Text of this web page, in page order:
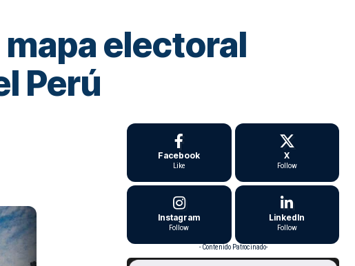
electoral
Perú
Facebook
Like
X
Follow
Instagram
Follow
LinkedIn
Follow
- Contenido Patrocinado-